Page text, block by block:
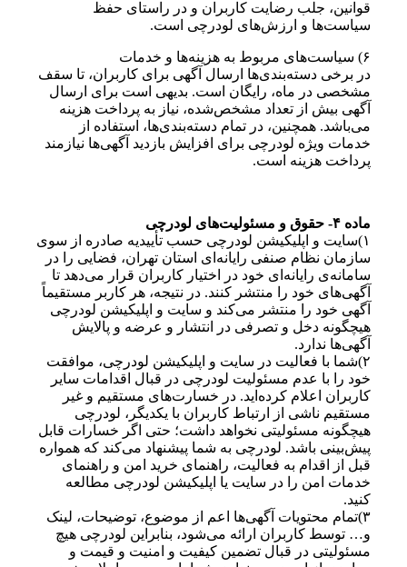
قوانین، جلب رضایت کاربران و در راستای حفظ
سیاست‌ها و ارزش‌های لودرچی است.
۶) سیاست‌های مربوط به هزینه‌ها و خدمات
در برخی دسته‌بندی‌ها ارسال آگهی برای کاربران، تا سقف
مشخصی در ماه، رایگان است. بدیهی است برای ارسال
آگهی بیش از تعداد مشخص‌شده، نیاز به پرداخت هزینه
می‌باشد. همچنین، در تمام دسته‌بندی‌ها، استفاده از
خدمات ویژه لودرچی برای افزایش بازدید آگهی‌ها نیازمند
پرداخت هزینه است.
ماده ۴- حقوق و مسئولیت‌های لودرچی
۱)سایت و اپلیکیشن لودرچی حسب تأییدیه صادره از سوی
سازمان نظام صنفی رایانه‌ای استان تهران، فضایی را در
سامانه‌ی‌ رایانه‌ای خود در اختیار کاربران قرار می‌دهد تا
آگهی‌های خود را منتشر کنند. در نتیجه، هر کاربر مستقیماً
آگهی خود را منتشر می‌کند و سایت و اپلیکیشن لودرچی
هیچگونه دخل و تصرفی در انتشار و عرضه و پالایش
آگهی‌ها ندارد.
۲)شما با فعالیت در سایت و اپلیکیشن لودرچی، موافقت
خود را با عدم مسئولیت لودرچی در قبال اقدامات سایر
کاربران اعلام کرده‌اید. در خسارت‌های مستقیم و غیر
مستقیم ناشی از ارتباط کاربران با یکدیگر، لودرچی
هیچگونه مسئولیتی نخواهد داشت؛ حتی اگر خسارات قابل
پیش‌بینی باشد. لودرچی به شما پیشنهاد می‌کند که همواره
قبل از اقدام به فعالیت، راهنمای خرید امن و راهنمای
خدمات امن را در سایت یا اپلیکیشن لودرچی مطالعه
کنید.
۳)تمام محتویات آگهی‌ها اعم از موضوع، توضیحات، لینک
و… توسط کاربران ارائه می‌شود، بنابراین لودرچی هیچ
مسئولیتی در قبال تضمین کیفیت و امنیت و قیمت و